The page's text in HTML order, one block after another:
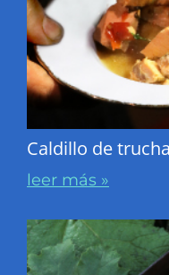
Caldillo de
leer más »